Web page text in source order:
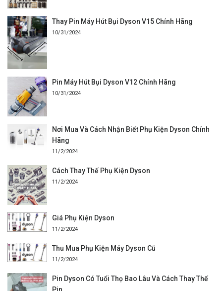
Thay Pin Máy Hút Bụi Dyson V15 Chính Hãng
10/31/2024
Pin Máy Hút Bụi Dyson V12 Chính Hãng
10/31/2024
Nơi Mua Và Cách Nhận Biết Phụ Kiện Dyson Chính
Hãng
11/2/2024
Cách Thay Thế Phụ Kiện Dyson
11/2/2024
Giá Phụ Kiện Dyson
11/2/2024
Thu Mua Phụ Kiện Máy Dyson Cũ
11/2/2024
Pin Dyson Có Tuổi Thọ Bao Lâu Và Cách Thay Thế